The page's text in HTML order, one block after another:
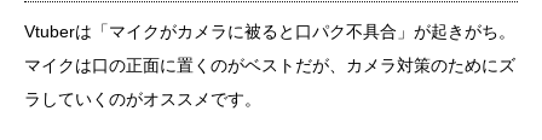
Vtuberは「マイクがカメラに被ると口パク不具合」が起きがち。
マイクは口の正面に置くのがベストだが、カメラ対策のためにズ
ラしていくのがオススメです。